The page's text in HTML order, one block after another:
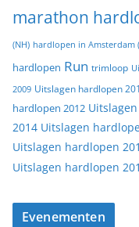
marathon
(NH) hardlopen in Amsterdam
hardlopen Run trimloop
2009 Uitslagen hardlopen
hardlopen 2012
2014 Uitslagen
Uitslagen hardlopen
Uitslagen hardlopen
Evenementen